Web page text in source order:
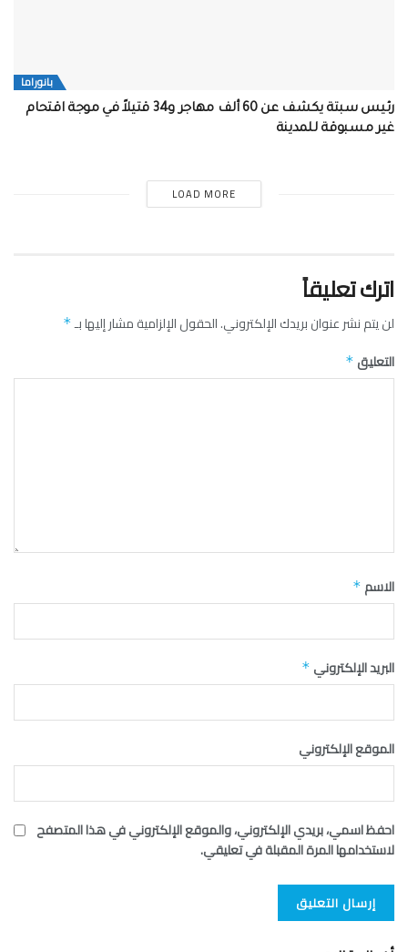
بانوراما
رئيس سبتة يكشف عن 60 ألف مهاجر و34 قتيلاً في موجة اقتحام
غير مسبوقة للمدينة
LOAD MORE
اترك تعليقاً
لن يتم نشر عنوان بريدك الإلكتروني.الحقول الإلزامية مشار إليها بـ*
التعليق *
الاسم *
البريد الإلكتروني *
الموقع الإلكتروني
احفظ اسمي، بريدي الإلكتروني، والموقع الإلكتروني في هذا المتصفح
لاستخدامها المرة المقبلة في تعليقي.